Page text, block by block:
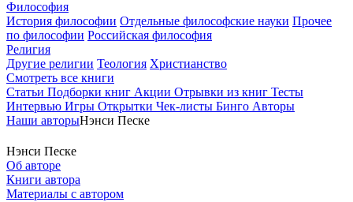
Философия
История философии Отдельные философские науки Прочее
по философии Российская философия
Религия
Другие религии Теология Христианство
Смотреть все книги
Статьи Подборки книг Акции Отрывки из книг Тесты
Интервью Игры Открытки Чек-листы Бинго Авторы
Наши авторыНэнси Песке
Нэнси Песке
Об авторе
Книги автора
Материалы с автором